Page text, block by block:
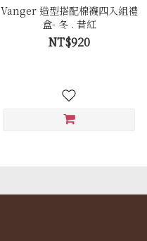
Vanger 造型搭配棉襪四入組禮
盒- 冬 . 昔紅
NT$920